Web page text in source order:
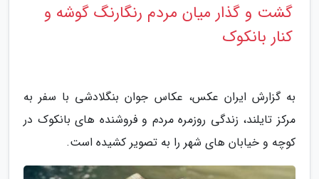
گشت و گذار میان مردم رنگارنگ گوشه و
کنار بانکوک
به گزارش ایران عکس، عکاس جوان بنگلادشی با سفر به
مرکز تایلند، زندگی روزمره مردم و فروشنده های بانکوک در
کوچه و خیابان های شهر را به تصویر کشیده است.